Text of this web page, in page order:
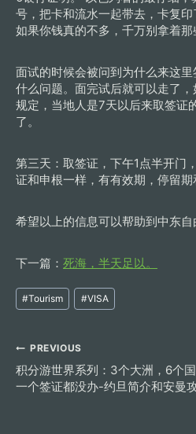
号，把卡和流水一起带去，卡复
如果你钱真的不多，千万别拿着
面试的时候会被问到为什么来这
什么问题。面完试后就可以走了
规定，当地人是7天以后来取签证
了。
第三天：取签证，下午1点半开门
证和申根一样，有有效期，停留期
希望以上的信息可以帮助到中东自
下一篇： 死海，半天足以。
Post
Tags:
#Tourism #VISA
Post
navigation
PREVIOUS
积分游世界系列：3个大洲，6个
一个签证都没办-约旦简介和安曼